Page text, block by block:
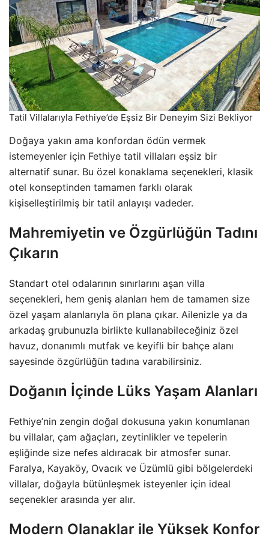
Tatil Villalarıyla Fethiye’de Eşsiz Bir Deneyim Sizi Bekliyor
Doğaya yakın ama konfordan ödün vermek
istemeyenler için Fethiye tatil villaları eşsiz bir
alternatif sunar. Bu özel konaklama seçenekleri, klasik
otel konseptinden tamamen farklı olarak
kişiselleştirilmiş bir tatil anlayışı vadeder.
Mahremiyetin ve Özgürlüğün Tadını
Çıkarın
Standart otel odalarının sınırlarını aşan villa
seçenekleri, hem geniş alanları hem de tamamen size
özel yaşam alanlarıyla ön plana çıkar. Ailenizle ya da
arkadaş grubunuzla birlikte kullanabileceğiniz özel
havuz, donanımlı mutfak ve keyifli bir bahçe alanı
sayesinde özgürlüğün tadına varabilirsiniz.
Doğanın İçinde Lüks Yaşam Alanları
Fethiye’nin zengin doğal dokusuna yakın konumlanan
bu villalar, çam ağaçları, zeytinlikler ve tepelerin
eşliğinde size nefes aldıracak bir atmosfer sunar.
Faralya, Kayaköy, Ovacık ve Üzümlü gibi bölgelerdeki
villalar, doğayla bütünleşmek isteyenler için ideal
seçenekler arasında yer alır.
Modern Olanaklar ile Yüksek Konfor